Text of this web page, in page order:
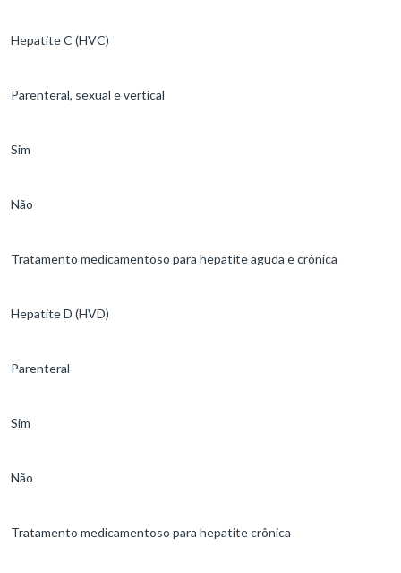
Hepatite C (HVC)
Parenteral, sexual e vertical
Sim
Não
Tratamento medicamentoso para hepatite aguda e crônica
Hepatite D (HVD)
Parenteral
Sim
Não
Tratamento medicamentoso para hepatite crônica